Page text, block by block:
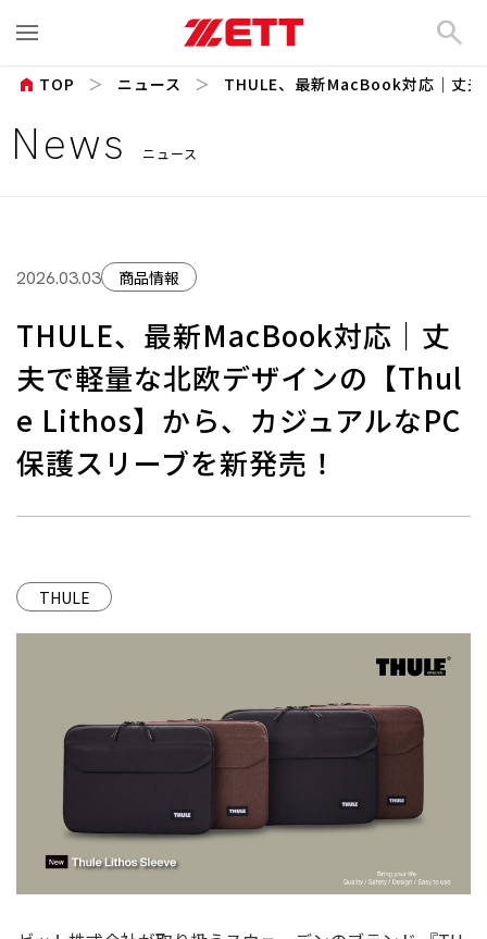
search
News ニュース
home TOP ニュース THULE、最新MacBook対応｜丈
2026.03.03 商品情報
THULE、最新MacBook対応｜丈
夫で軽量な北欧デザインの【Thul
e Lithos】から、カジュアルなPC
保護スリーブを新発売！
THULE